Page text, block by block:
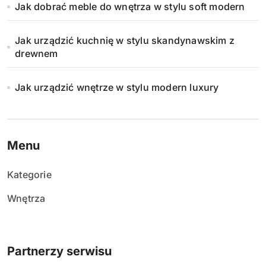
Jak dobrać meble do wnętrza w stylu soft modern
Jak urządzić kuchnię w stylu skandynawskim z
drewnem
Jak urządzić wnętrze w stylu modern luxury
Menu
Kategorie
Wnętrza
Partnerzy serwisu